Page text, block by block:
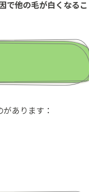
で他の毛が白くなるこ
あります：